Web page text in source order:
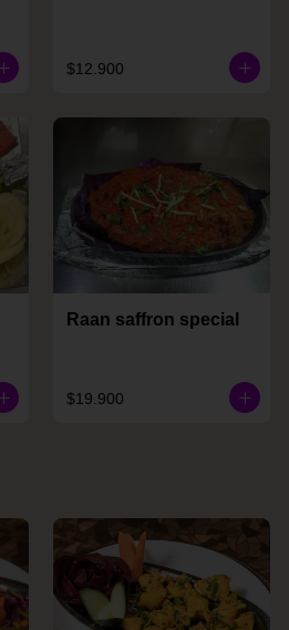
$12.900
Raan saffron special
$19.900